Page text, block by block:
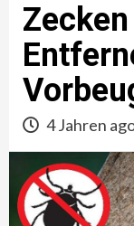
4 Jahren